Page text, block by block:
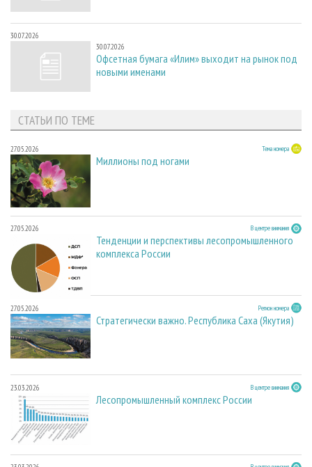
30.07.2026
30.07.2026
Офсетная бумага «Илим» выходит на рынок под
новыми именами
СТАТЬИ ПО ТЕМЕ
27.05.2026 Тема номера
Миллионы под ногами
27.05.2026 В центре внимания
Тенденции и перспективы лесопромышленного
комплекса России
27.05.2026 Регион номера
Стратегически важно. Республика Саха (Якутия)
23.03.2026 В центре внимания
Лесопромышленный комплекс России